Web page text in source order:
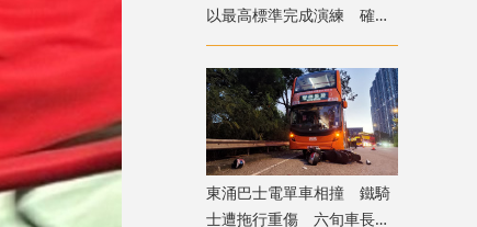
以最高標準完成演練 確保
通關萬無一失
東涌巴士電單車相撞 鐵騎
士遭拖行重傷 六旬車長涉